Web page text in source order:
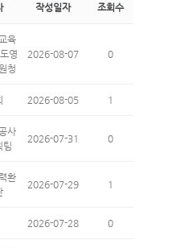
작성일자 조회수
육
영
청
2026-08-07 0
2026-08-05 1
사
팀
2026-07-31 0
환
2026-07-29 1
2026-07-28 0